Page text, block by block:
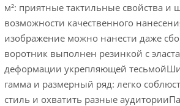
м²: приятные тактильные свойства и
возможности качественного
изображение можно нанести даже
воротник выполнен резинкой с
деформации укрепляющей
гамма и размерный ряд: легко
стиль и охватить разные